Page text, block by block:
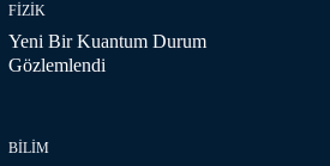
FIZIK
Yeni Bir Kuantum Durum
Gözlemlendi
BILIM